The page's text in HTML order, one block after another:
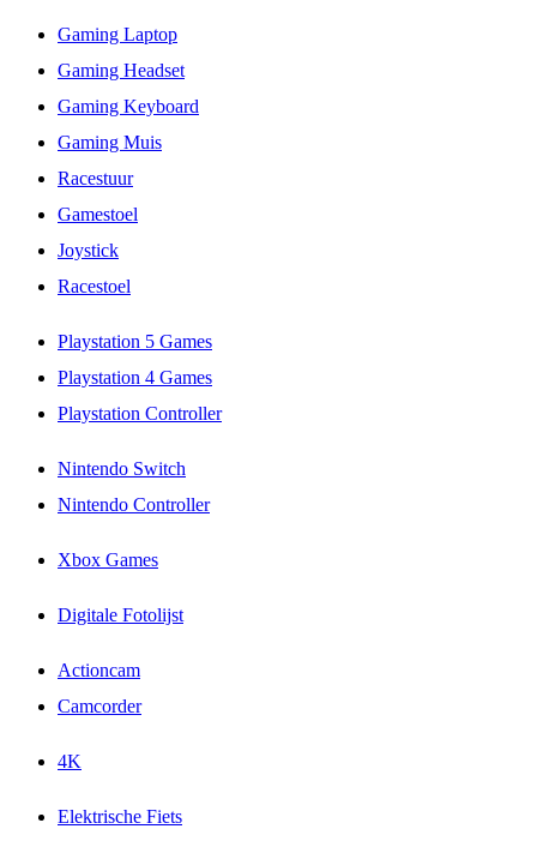
Gaming Laptop
Gaming Headset
Gaming Keyboard
Gaming Muis
Racestuur
Gamestoel
Joystick
Racestoel
Playstation 5 Games
Playstation 4 Games
Playstation Controller
Nintendo Switch
Nintendo Controller
Xbox Games
Digitale Fotolijst
Actioncam
Camcorder
4K
Elektrische Fiets